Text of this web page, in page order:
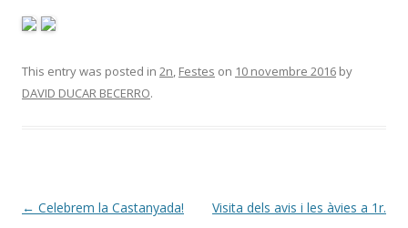
This entry was posted in 2n, Festes on 10 novembre 2016 by
DAVID DUCAR BECERRO.
Post
← Celebrem la Castanyada!
Visita dels avis i les àvies a 1r.